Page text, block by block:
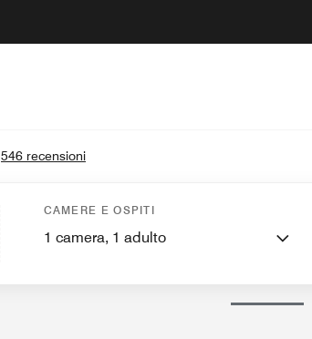
546 recensioni
CAMERE E OSPITI
1 camera, 1 adulto
L'hotelCamereSuiteDa scoprire